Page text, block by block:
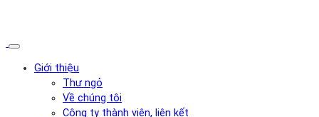
Giới thiệu
Thư ngỏ
Về chúng tôi
Công ty thành viên, liên kết